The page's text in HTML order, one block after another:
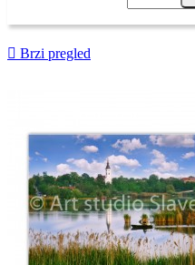
 Brzi pregled